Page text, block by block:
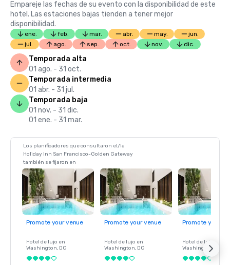
Empareje las fechas de su evento con la disponibilidad de este
hotel. Las estaciones bajas tienden a tener mejor
disponibilidad.
ene. feb. mar. abr. may.
jun.
jul.
ago. sep. oct. nov. dic.
Temporada alta
01 ago. - 31 oct.
Temporada intermedia
01 abr. - 31 jul.
Temporada baja
01 nov. - 31 dic.
01 ene. - 31 mar.
Los planificadores que consultaron el/la
Holiday Inn San Francisco-Golden Gateway
también se fijaron en
Promote your venue
Hotel de lujo en
Washington, DC
Promote your venue
Hotel de lujo en
Washington, DC
Promote your
Hotel de lujo en
Washington